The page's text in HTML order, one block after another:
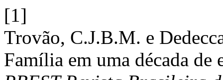
[1]
Trovão, C.J.B.M. e
Família em uma década de